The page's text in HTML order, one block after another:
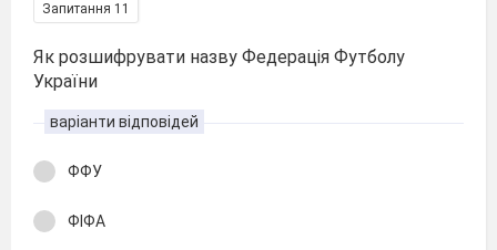
Запитання 11
Як розшифрувати назву Федерація Футболу
України
варіанти відповідей
ФФУ
ФІФА